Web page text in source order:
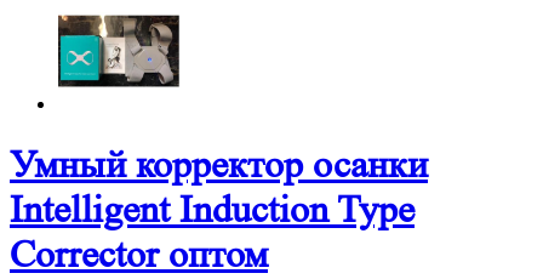
Умный корректор осанки
Intelligent Induction Type
Corrector оптом